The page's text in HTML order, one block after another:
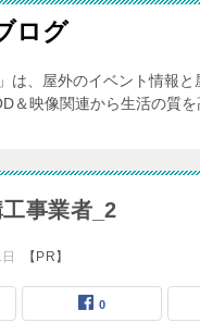
ログ
は、屋外のイベント情報
＆映像関連から生活の質
事業者_2
【PR】
0